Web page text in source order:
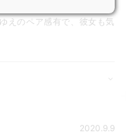
えのペア感有で、彼女も気
2020.9.9